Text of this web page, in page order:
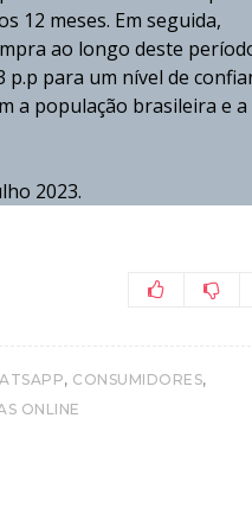
12 meses. Em seguida,
ao longo deste
para um nível de
a população brasileira e a
2023.
, CONSUMIDORES,
ONLINE